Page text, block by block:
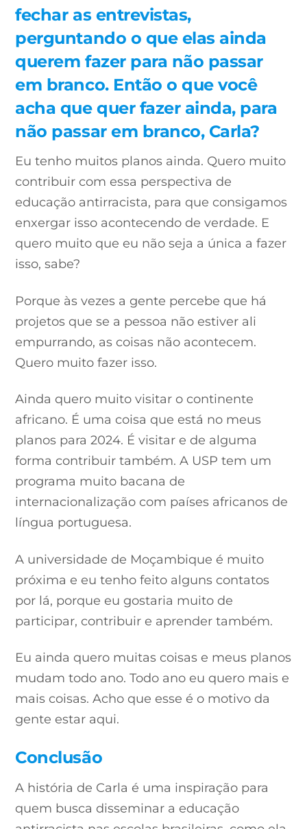
fechar as entrevistas,
perguntando o que elas ainda
querem fazer para não passar
em branco. Então o que você
acha que quer fazer ainda, para
não passar em branco, Carla?
Eu tenho muitos planos ainda. Quero muito
contribuir com essa perspectiva de
educação antirracista, para que consigamos
enxergar isso acontecendo de verdade. E
quero muito que eu não seja a única a fazer
isso, sabe?
Porque às vezes a gente percebe que há
projetos que se a pessoa não estiver ali
empurrando, as coisas não acontecem.
Quero muito fazer isso.
Ainda quero muito visitar o continente
africano. É uma coisa que está no meus
planos para 2024. É visitar e de alguma
forma contribuir também. A USP tem um
programa muito bacana de
internacionalização com países africanos de
língua portuguesa.
A universidade de Moçambique é muito
próxima e eu tenho feito alguns contatos
por lá, porque eu gostaria muito de
participar, contribuir e aprender também.
Eu ainda quero muitas coisas e meus planos
mudam todo ano. Todo ano eu quero mais e
mais coisas. Acho que esse é o motivo da
gente estar aqui.
Conclusão
A história de Carla é uma inspiração para
quem busca disseminar a educação